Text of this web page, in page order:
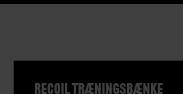
RECOIL TRÆNINGSBÆNKE